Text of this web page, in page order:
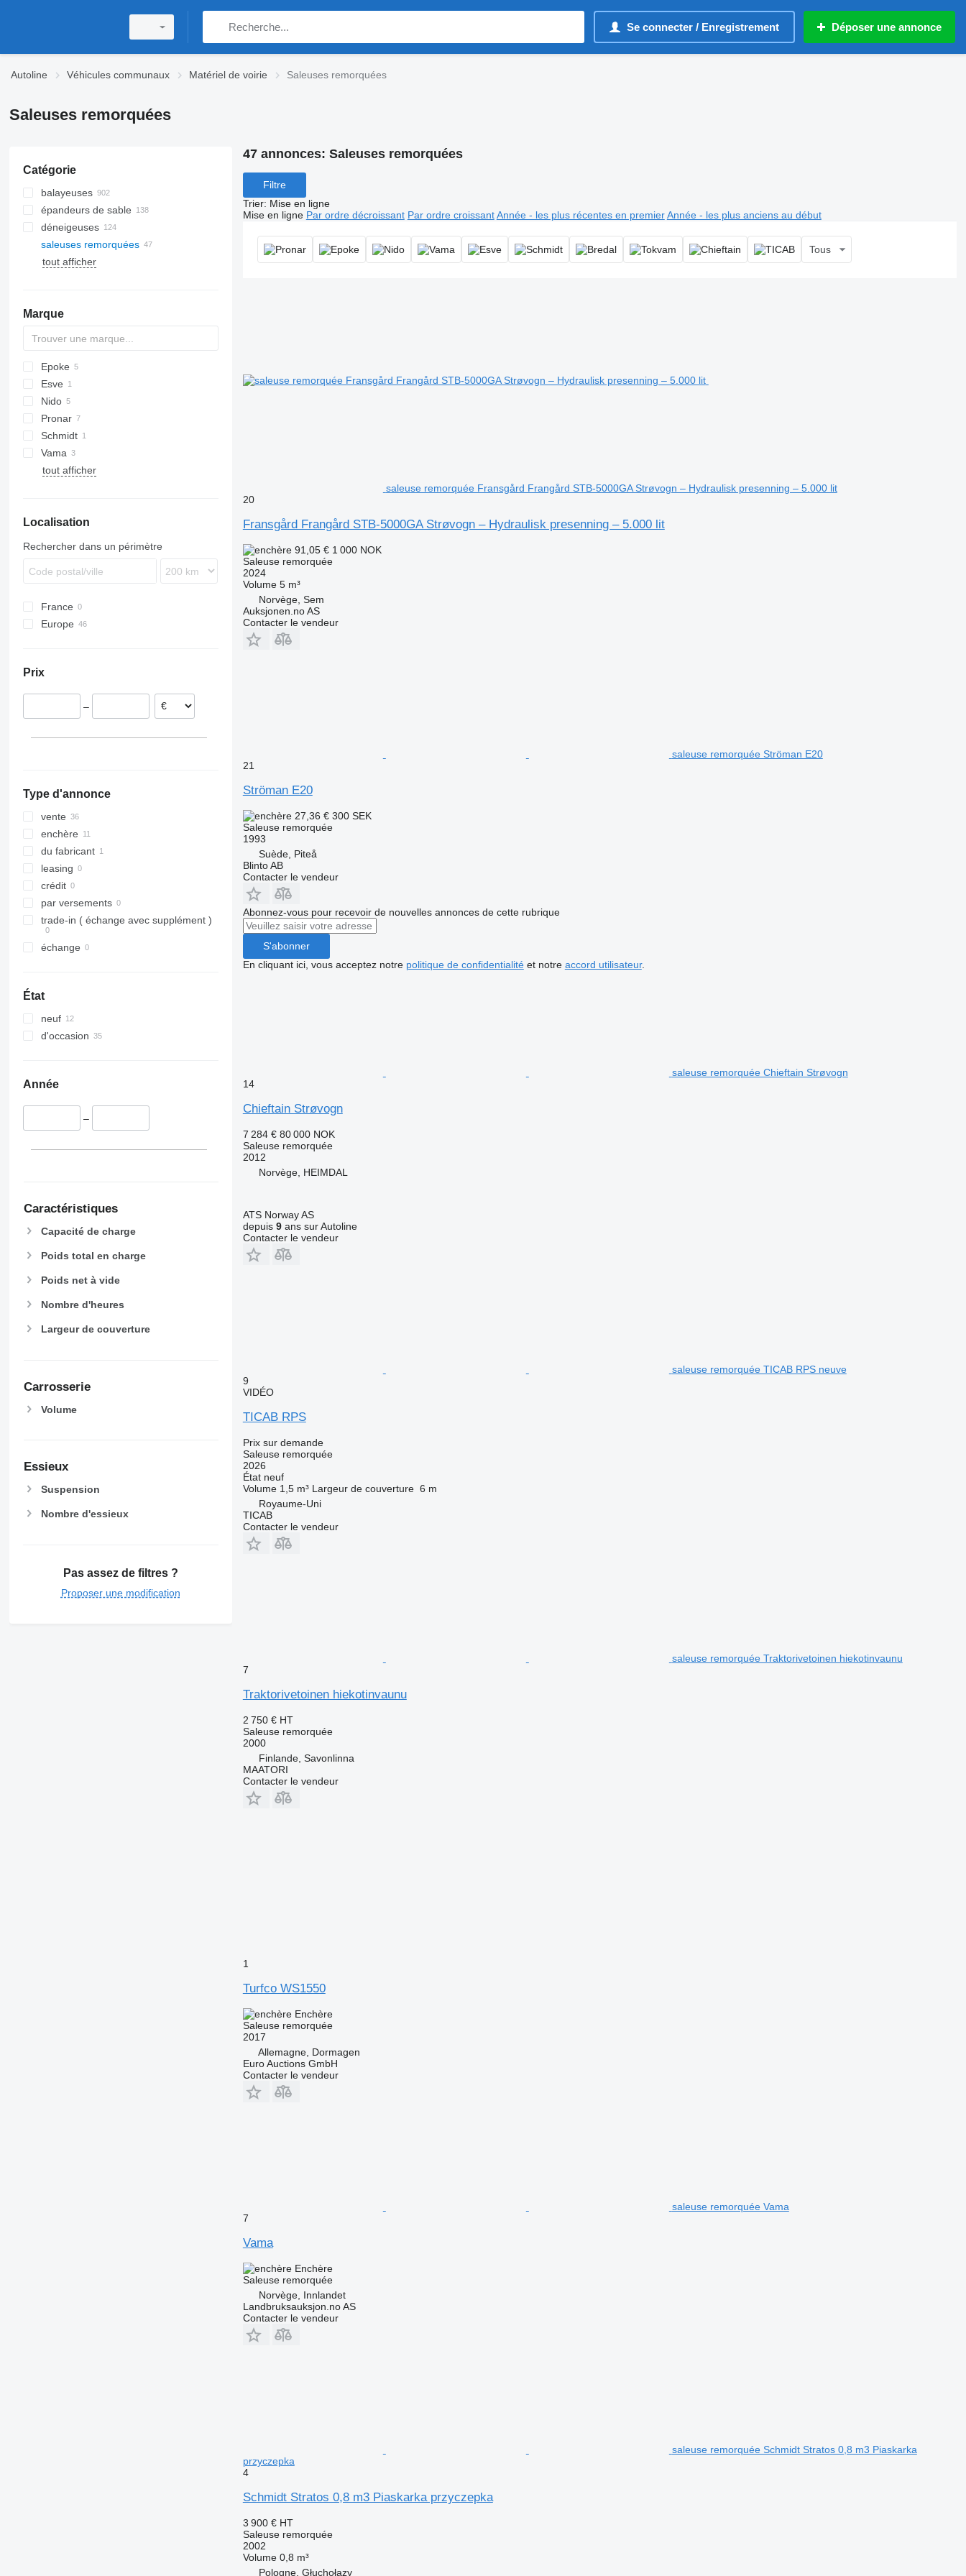
Se connecter / Enregistrement Déposer une annonce
Autoline Véhicules communaux Matériel de voirie Saleuses remorquées
Saleuses remorquées
Catégorie
balayeuses
épandeurs de sable
déneigeuses
saleuses remorquées
tout afficher
Marque
B-series
Epoke
TKB
Virtus
Esve
Nido
Stratos
Pronar
T130
T131
T132
Schmidt
Stratos
Vama
tout afficher
Localisation
Rechercher dans un périmètre
France
Europe
Norvège
Danemark
Prix
–
Type d'annonce
vente
enchère
du fabricant
leasing
crédit
par versements
trade-in ( échange avec supplément )
échange
État
neuf
d'occasion
Année
–
Caractéristiques
Capacité de charge
Poids total en charge
Poids net à vide
Nombre d'heures
Largeur de couverture
Carrosserie
Volume
Essieux
Suspension
Nombre d'essieux
Pas assez de filtres ?
Proposer une modification
47 annonces: Saleuses remorquées
Filtre
Trier: Mise en ligne
Mise en ligne Par ordre décroissant Par ordre croissant Année - les plus récentes en premier Année - les plus anciens au début
Tous
saleuse remorquée Fransgård Frangård STB-5000GA Strøvogn – Hydraulisk presenning – 5.000 lit
20
Fransgård Frangård STB-5000GA Strøvogn – Hydraulisk presenning – 5.000 lit
91,05 € 1 000 NOK
Saleuse remorquée
2024
Volume 5 m³
Norvège, Sem
Auksjonen.no AS
Contacter le vendeur
saleuse remorquée Ströman E20
21
Ströman E20
27,36 € 300 SEK
Saleuse remorquée
1993
Suède, Piteå
Blinto AB
Contacter le vendeur
Abonnez-vous pour recevoir de nouvelles annonces de cette rubrique
S'abonner
En cliquant ici, vous acceptez notre politique de confidentialitéet notre accord utilisateur.
saleuse remorquée Chieftain Strøvogn
14
Chieftain Strøvogn
7 284 € 80 000 NOK
Saleuse remorquée
2012
Norvège, HEIMDAL
ATS Norway AS
depuis 9ans sur Autoline
Contacter le vendeur
saleuse remorquée TICAB RPS neuve
9
VIDÉO
TICAB RPS
Prix sur demande
Saleuse remorquée
2026
Étatneuf
Volume 1,5 m³ Largeur de couverture 6 m
Royaume-Uni
TICAB
Contacter le vendeur
saleuse remorquée Traktorivetoinen hiekotinvaunu
7
Traktorivetoinen hiekotinvaunu
2 750 € HT
Saleuse remorquée
2000
Finlande, Savonlinna
MAATORI
Contacter le vendeur
1
Turfco WS1550
Enchère
Saleuse remorquée
2017
Allemagne, Dormagen
Euro Auctions GmbH
Contacter le vendeur
saleuse remorquée Vama
7
Vama
Enchère
Saleuse remorquée
Norvège, Innlandet
Landbruksauksjon.no AS
Contacter le vendeur
saleuse remorquée Schmidt Stratos 0,8 m3 Piaskarka
przyczepka
4
Schmidt Stratos 0,8 m3 Piaskarka przyczepka
3 900 € HT
Saleuse remorquée
2002
Volume 0,8 m³
Pologne, Głuchołazy